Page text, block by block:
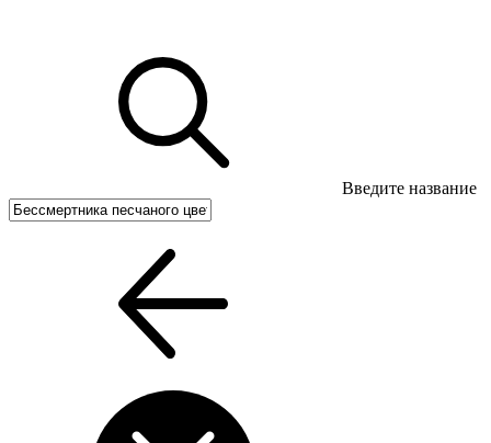
Введите название